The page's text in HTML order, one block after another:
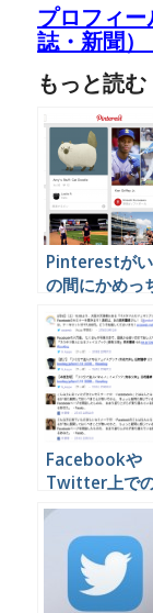
プロフィ
誌・新聞
もっと読む
Pinterestが
の間にかめっ
なっていた
Facebookや
Twitter上で
社の評判を簡